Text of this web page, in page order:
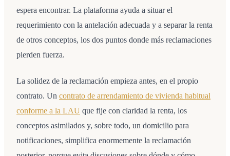
espera encontrar. La plataforma ayuda a situar el
requerimiento con la antelación adecuada y a separar la renta
de otros conceptos, los dos puntos donde más reclamaciones
pierden fuerza.
La solidez de la reclamación empieza antes, en el propio
contrato. Un contrato de arrendamiento de vivienda habitual
conforme a la LAU que fije con claridad la renta, los
conceptos asimilados y, sobre todo, un domicilio para
notificaciones, simplifica enormemente la reclamación